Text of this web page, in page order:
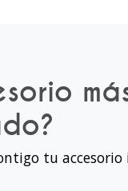
tu accesorio